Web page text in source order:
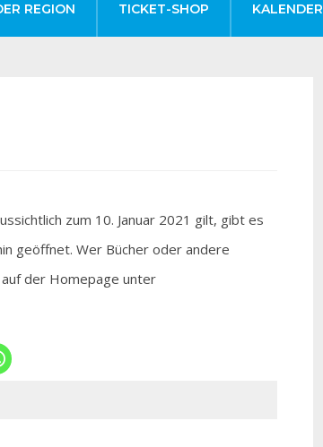
REGION TICKET-SHOP KALENDER
zum 10. Januar 2021 gilt, gibt es
geöffnet. Wer Bücher oder andere
der Homepage unter